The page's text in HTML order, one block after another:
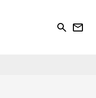
search newsletter